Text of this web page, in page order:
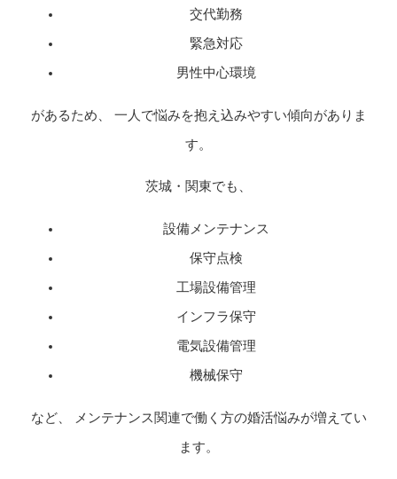
交代勤務
緊急対応
男性中心環境
があるため、 一人で悩みを抱え込みやすい傾向がありま
す。
茨城・関東でも、
設備メンテナンス
保守点検
工場設備管理
インフラ保守
電気設備管理
機械保守
など、 メンテナンス関連で働く方の婚活悩みが増えてい
ます。